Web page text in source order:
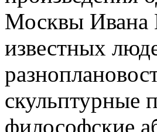
Москвы Ивана
известных
скульптурные
философские